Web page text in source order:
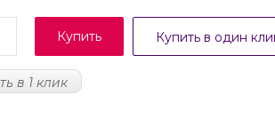
Купить Купить в один
в 1 клик